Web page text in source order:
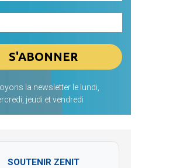
la newsletter le lundi,
jeudi et vendredi
SOUTENIR ZENIT